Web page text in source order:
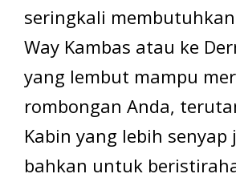
seringkali
Way Kambas atau ke
yang lembut mampu
rombongan Anda,
Kabin yang lebih
bahkan untuk